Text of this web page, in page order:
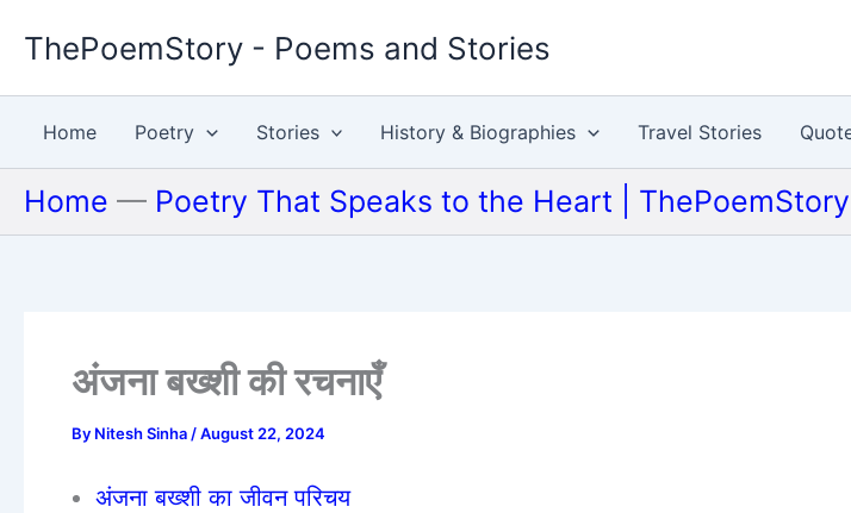
ThePoemStory - Poems and Stories
Home Poetry Stories History & Biographies Travel Stories
Home — Poetry That Speaks to the Heart | ThePoemStory
अंजना बख्शी की रचनाएँ
By Nitesh Sinha /August 22, 2024
अंजना बख्शी का जीवन परिचय